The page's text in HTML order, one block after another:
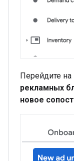
Перейдите
рекламных
новое